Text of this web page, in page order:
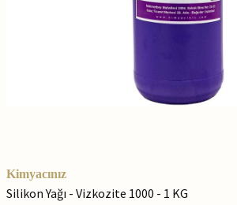
Kimyacınız
Silikon Yağı - Vizkozite 1000 - 1 KG